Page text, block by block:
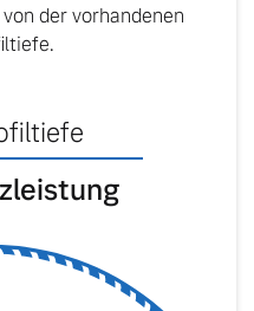
der vorhandenen